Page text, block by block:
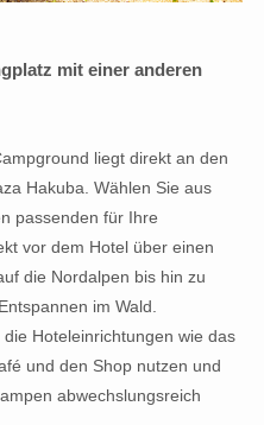
mit einer anderen
liegt direkt an den
Hakuba. Wählen Sie aus
passenden für Ihre
vor dem Hotel über einen
die Nordalpen bis hin zu
im Wald.
Hoteleinrichtungen wie das
und den Shop nutzen und
abwechslungsreich